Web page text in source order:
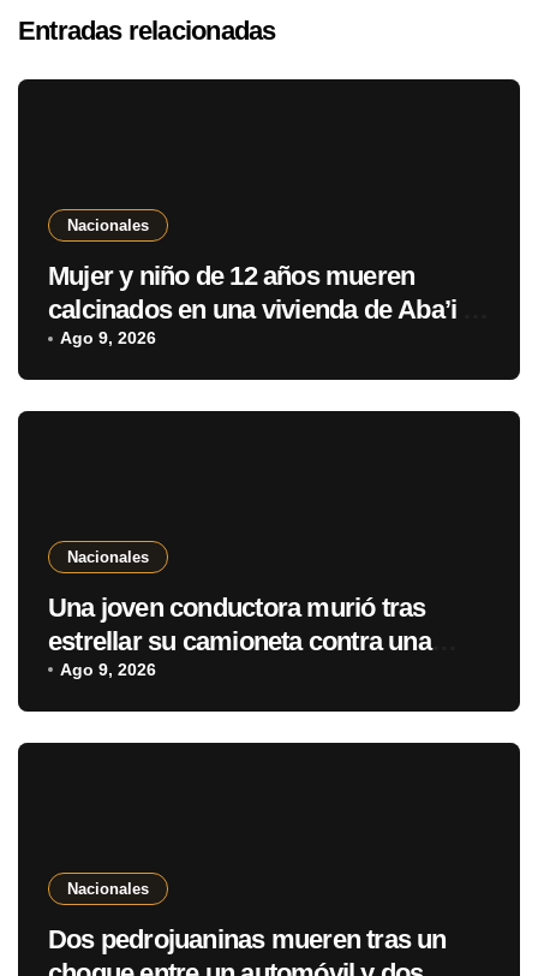
Entradas relacionadas
Nacionales
Mujer y niño de 12 años mueren
calcinados en una vivienda de Aba’i y
hay un sospechoso aprehendido
Ago 9, 2026
Nacionales
Una joven conductora murió tras
estrellar su camioneta contra una
casa en Villa Elisa
Ago 9, 2026
Nacionales
Dos pedrojuaninas mueren tras un